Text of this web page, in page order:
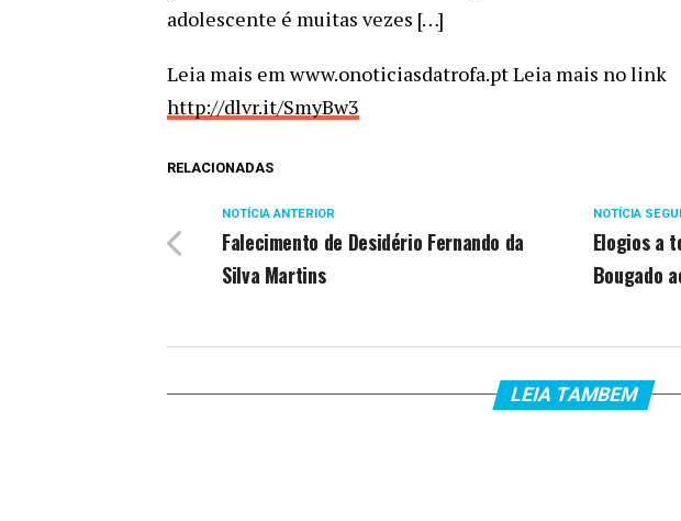
adolescente é muitas vezes […]
Leia mais em www.onoticiasdatrofa.pt Leia mais no link
http://dlvr.it/SmyBw3
RELACIONADAS
NOTÍCIA
Elogios a
Bougado
NOTÍCIA ANTERIOR
Falecimento de Desidério Fernando da
Silva Martins
LEIA TAMBEM